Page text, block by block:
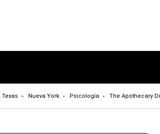
Texas Nueva York Psicología The Apothecary